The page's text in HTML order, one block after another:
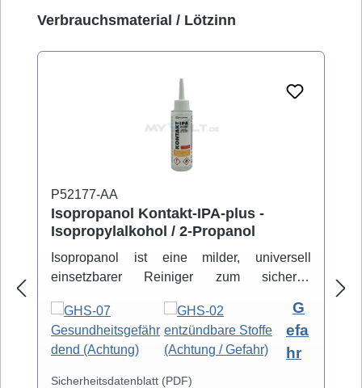
Produktgalerie überspringen
Verbrauchsmaterial / Lötzinn
P52177-AA
Isopropanol Kontakt-IPA-plus -
Isopropylalkohol / 2-Propanol
Isopropanol ist eine milder, universell
einsetzbarer Reiniger zum sicheren
Hochreiner Isopropanol-Alkohol ( 99,8% )
eignet sich zur professionellen Säuberung
von z.B. Video- und Tonköpfen,
Laufwerkteilen, Gummirollen und optischen
G
efa
hr
Sicherheitsdatenblatt (PDF)